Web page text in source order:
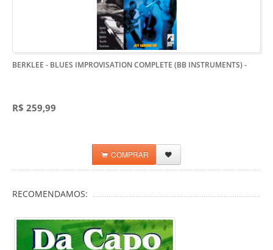
BERKLEE - BLUES IMPROVISATION COMPLETE (BB INSTRUMENTS)-
R$ 259,99
COMPRAR
RECOMENDAMOS: